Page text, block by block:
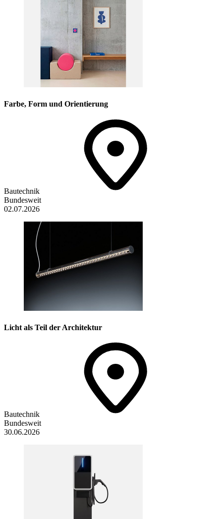
Farbe, Form und Orientierung
Bautechnik
Bundesweit
02.07.2026
Licht als Teil der Architektur
Bautechnik
Bundesweit
30.06.2026